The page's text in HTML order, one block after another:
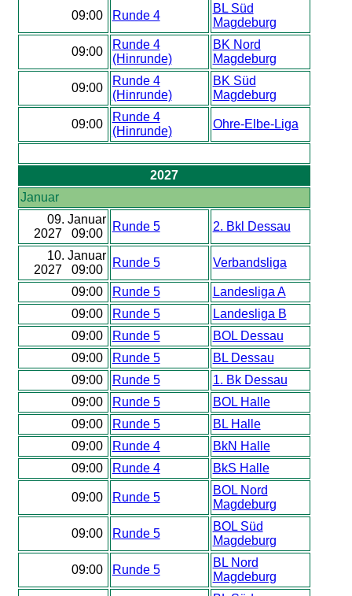
09:00 Runde 4
BL Süd
Magdeburg
09:00
Runde 4
(Hinrunde)
BK Nord
Magdeburg
09:00
Runde 4
(Hinrunde)
BK Süd
Magdeburg
09:00
Runde 4
(Hinrunde)
Ohre-Elbe-Liga
2027
Januar
09. Januar
2027 09:00
Runde 5 2. Bkl Dessau
10. Januar
2027 09:00
Runde 5 Verbandsliga
09:00 Runde 5
Landesliga A
09:00
Runde 5
Landesliga B
09:00
Runde 5
BOL Dessau
09:00
Runde 5
BL Dessau
09:00
Runde 5
1. Bk Dessau
09:00
Runde 5
BOL Halle
09:00
Runde 5
BL Halle
09:00
Runde 4
BkN Halle
09:00
Runde 4 BkS Halle
09:00 Runde 5
BOL Nord
Magdeburg
09:00 Runde 5
BOL Süd
Magdeburg
09:00 Runde 5
BL Nord
Magdeburg